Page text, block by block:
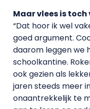
Maar vlees is toch
“Dat hoor ik wel
goed argument.
daarom leggen we
schoolkantine.
ook gezien als
jaren steeds meer
onaantrekkelijk te